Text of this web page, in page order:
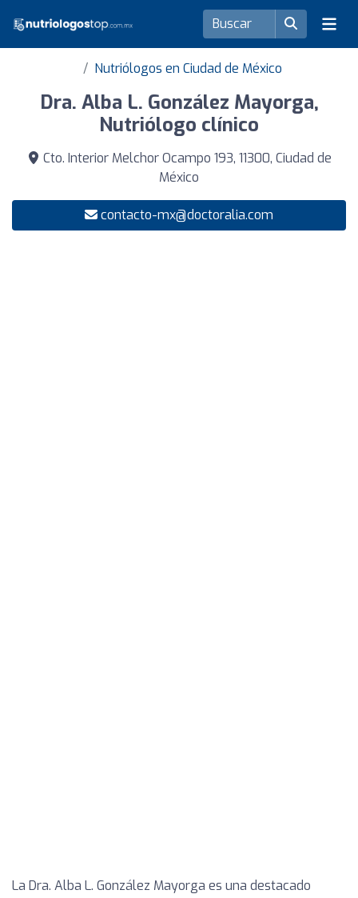
Nutriólogos en Ciudad de México
Dra. Alba L. González Mayorga,
Nutriólogo clínico
Cto. Interior Melchor Ocampo 193, 11300, Ciudad de
México
contacto-mx@doctoralia.com
La Dra. Alba L. González Mayorga es una destacado